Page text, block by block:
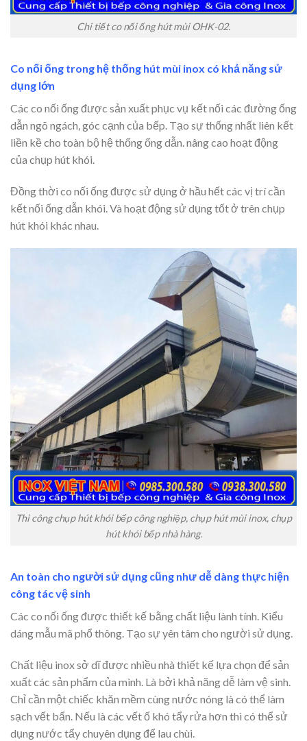
Chi tiết co nối ống hút mùi OHK-02.
Co nối ống trong hệ thống hút mùi inox có khả năng sử
dụng lớn
Các co nối ống được sản xuất phục vụ kết nối các đường ống
dẫn ngõ ngách, góc cạnh của bếp. Tạo sự thống nhất liên kết
liền kề cho toàn bộ hệ thống ống dẫn. nâng cao hoạt động
của chụp hút khói.
Đồng thời co nối ống được sử dụng ở hầu hết các vị trí cần
kết nối ống dẫn khói. Và hoạt động sử dụng tốt ở trên chụp
hút khói khác nhau.
Thi công chụp hút khói bếp công nghiệp, chụp hút mùi inox, chụp
hút khói bếp nhà hàng.
An toàn cho người sử dụng cũng như dễ dàng thực hiện
công tác vệ sinh
Các co nối ống được thiết kế bằng chất liệu lành tính. Kiểu
dáng mẫu mã phổ thông. Tạo sự yên tâm cho người sử dụng.
Chất liệu inox sở dĩ được nhiều nhà thiết kế lựa chọn để sản
xuất các sản phẩm của mình. Là bởi khả năng dễ làm vệ sinh.
Chỉ cần một chiếc khăn mềm cùng nước nóng là có thể làm
sạch vết bẩn. Nếu là các vết ố khó tẩy rửa hơn thì có thể sử
dụng nước tẩy chuyên dụng để lau chùi.